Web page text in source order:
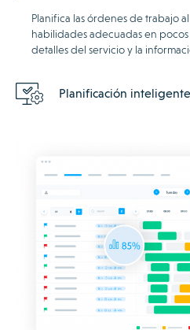
Planifica las órdenes de trabajo
habilidades adecuadas en
detalles del servicio y la
Planificación